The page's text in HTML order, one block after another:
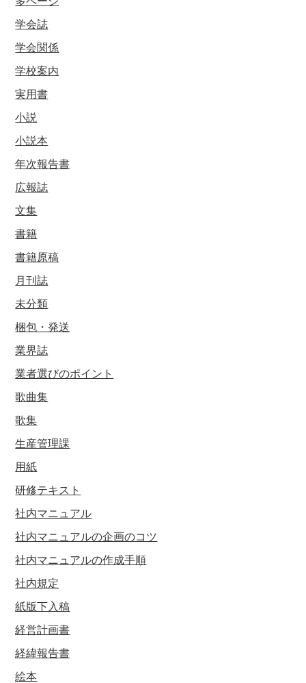
学会誌
学会関係
学校案内
実用書
小説
小説本
年次報告書
広報誌
文集
書籍
書籍原稿
月刊誌
未分類
梱包・発送
業界誌
業者選びのポイント
歌曲集
歌集
生産管理課
用紙
研修テキスト
社内マニュアル
社内マニュアルの企画のコツ
社内マニュアルの作成手順
社内規定
紙版下入稿
経営計画書
経緯報告書
絵本